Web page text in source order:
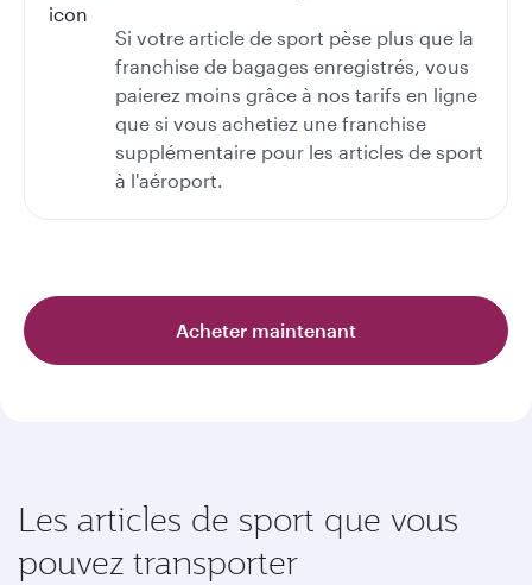
Si votre article de sport pèse plus que la
franchise de bagages enregistrés, vous
paierez moins grâce à nos tarifs en ligne
que si vous achetiez une franchise
supplémentaire pour les articles de sport
à l'aéroport.
Acheter maintenant
Les articles de sport que vous
pouvez transporter